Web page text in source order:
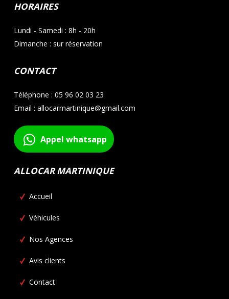
HORAIRES
Lundi - Samedi : 8h - 20h
Dimanche : sur réservation
CONTACT
Téléphone : 05 96 02 03 23
Email : allocarmartinique@gmail.com
Appel whatsapp
ALLOCAR MARTINIQUE
Accueil
Véhicules
Nos Agences
Avis clients
Contact